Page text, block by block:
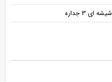
شیشه ای 3 جداره